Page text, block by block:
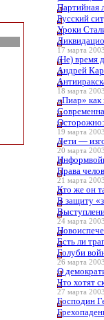
Партийная
Русский
Уроки
17 марта
(Не) время
Андрей
18 марта
«Пиар» как
19 марта
Дети —
20 марта
Права
21 марта
Кто же он
В защиту
24 марта
Есть ли
Голуби
26 марта
О
Что хотят
27 марта
Господин